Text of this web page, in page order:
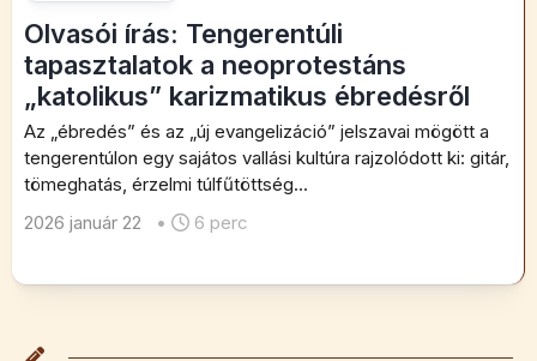
Olvasói írás: Tengerentúli
tapasztalatok a neoprotestáns
„katolikus” karizmatikus ébredésről
Az „ébredés” és az „új evangelizáció” jelszavai mögött a
tengerentúlon egy sajátos vallási kultúra rajzolódott ki: gitár,
tömeghatás, érzelmi túlfűtöttség...
2026 január 22
• 6 perc